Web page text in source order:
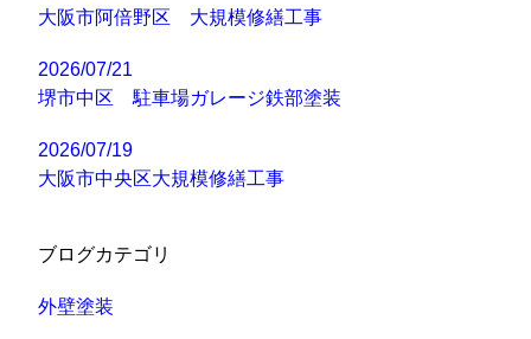
大阪市阿倍野区 大規模修繕工事
2026/07/21
堺市中区 駐車場ガレージ鉄部塗装
2026/07/19
大阪市中央区大規模修繕工事
ブログカテゴリ
外壁塗装